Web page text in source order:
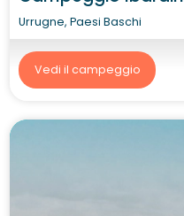
Urrugne, Paesi Baschi
Vedi il campeggio